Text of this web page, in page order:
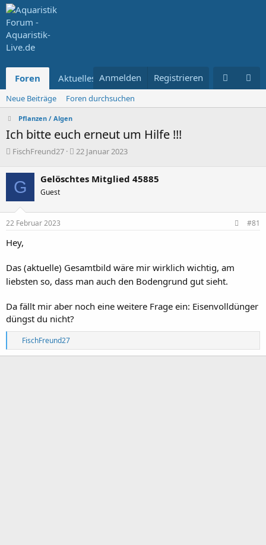
Foren Aktuelles Anmelden Registrieren
Neue Beiträge Foren durchsuchen
Pflanzen / Algen
Ich bitte euch erneut um Hilfe !!!
E
s
t
e
l
l
e
FischFreund27
E
t
l
22 Januar 2023
G Gelöschtes Mitglied 45885
Guest
22 Februar 2023 #81
Hey,
Das (aktuelle) Gesamtbild wäre mir wirklich wichtig, am
liebsten so, dass man auch den Bodengrund gut sieht.
Da fällt mir aber noch eine weitere Frage ein: Eisenvolldünger
düngst du nicht?
R
e
a
FischFreund27